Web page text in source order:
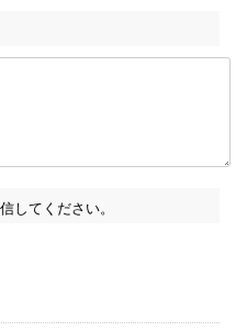
してください。